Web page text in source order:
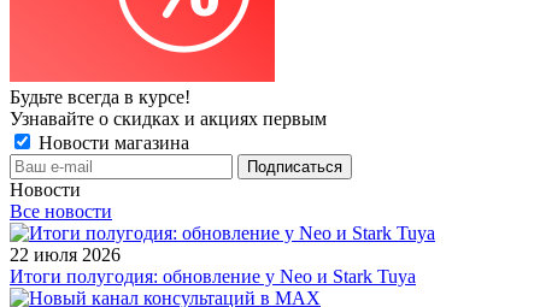
Будьте всегда в курсе!
Узнавайте о скидках и акциях первым
Новости магазина
Новости
Все новости
22 июля 2026
Итоги полугодия: обновление у Neo и Stark Tuya